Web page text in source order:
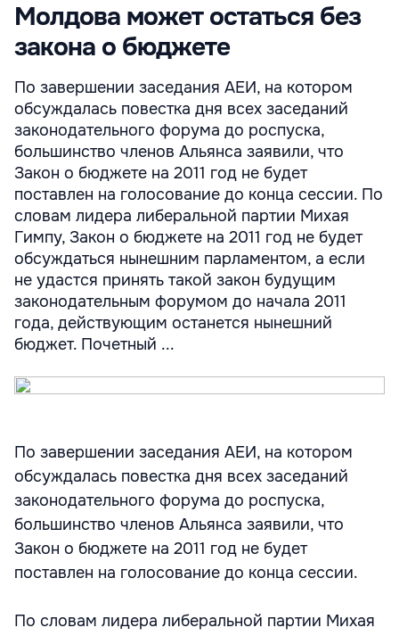
Молдова может остаться без
закона о бюджете
По завершении заседания АЕИ, на котором
обсуждалась повестка дня всех заседаний
законодательного форума до роспуска,
большинство членов Альянса заявили, что
Закон о бюджете на 2011 год не будет
поставлен на голосование до конца сессии. По
словам лидера либеральной партии Михая
Гимпу, Закон о бюджете на 2011 год не будет
обсуждаться нынешним парламентом, а если
не удастся принять такой закон будущим
законодательным форумом до начала 2011
года, действующим останется нынешний
бюджет. Почетный ...
По завершении заседания АЕИ, на котором
обсуждалась повестка дня всех заседаний
законодательного форума до роспуска,
большинство членов Альянса заявили, что
Закон о бюджете на 2011 год не будет
поставлен на голосование до конца сессии.
По словам лидера либеральной партии Михая